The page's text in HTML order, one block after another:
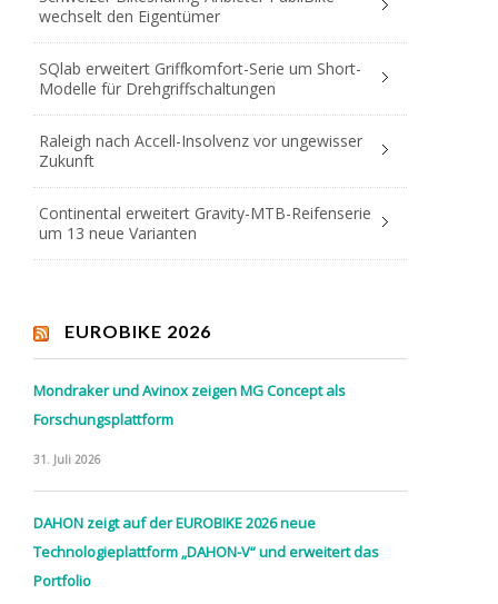
wechselt den Eigentümer
SQlab erweitert Griffkomfort-Serie um Short-
Modelle für Drehgriffschaltungen
Raleigh nach Accell-Insolvenz vor ungewisser
Zukunft
Continental erweitert Gravity-MTB-Reifenserie
um 13 neue Varianten
EUROBIKE 2026
Mondraker und Avinox zeigen MG Concept als
Forschungsplattform
31. Juli 2026
DAHON zeigt auf der EUROBIKE 2026 neue
Technologieplattform „DAHON-V“ und erweitert das
Portfolio